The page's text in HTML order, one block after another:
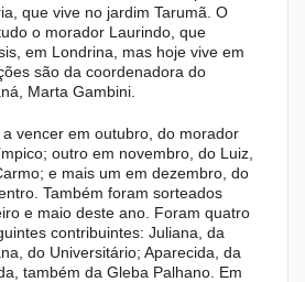
que vive no jardim Tarumã. O
o morador Laurindo, que
em Londrina, mas hoje vive em
são da coordenadora do
Marta Gambini.
vencer em outubro, do morador
outro em novembro, do Luiz,
e mais um em dezembro, do
Também foram sorteados
e maio deste ano. Foram quatro
contribuintes: Juliana, da
do Universitário; Aparecida, da
também da Gleba Palhano. Em